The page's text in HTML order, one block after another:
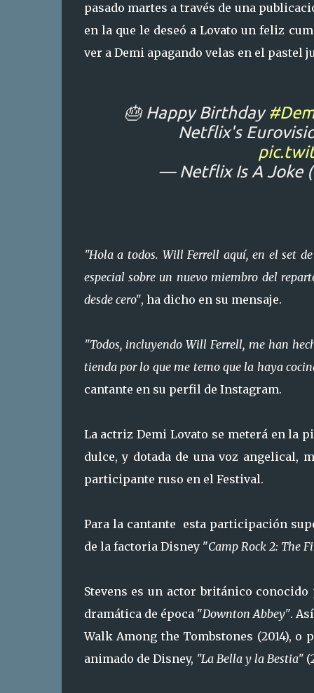
pasado martes a través de una
en la que le deseó a Lovato un feliz
ver a Demi apagando velas en el pastel
🎂 Happy Birthday
Netflix's
— Netflix Is A Joke
"Hola a todos. Will Ferrell aquí, en el set
especial sobre un nuevo miembro del
desde cero", ha dicho en su mensaje.
"Todos, incluyendo Will Ferrell, me han
tienda por lo que me temo que la haya
cantante en su perfil de Instagram.
La actriz Demi Lovato se meterá en la
dulce, y dotada de una voz angelical,
participante ruso en el Festival.
Para la cantante esta participación
de la factoria Disney "Camp Rock 2: The
Stevens es un actor británico
dramática de época "Downton Abbey".
Walk Among the Tombstones (2014),
animado de Disney, "La Bella y la Bestia"